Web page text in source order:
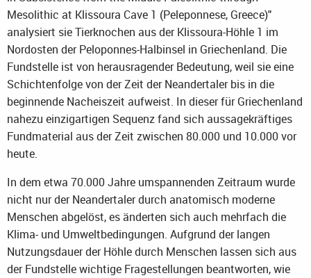
Mesolithic at Klissoura Cave 1 (Peleponnese, Greece)"
analysiert sie Tierknochen aus der Klissoura-Höhle 1 im
Nordosten der Peloponnes-Halbinsel in Griechenland. Die
Fundstelle ist von herausragender Bedeutung, weil sie eine
Schichtenfolge von der Zeit der Neandertaler bis in die
beginnende Nacheiszeit aufweist. In dieser für Griechenland
nahezu einzigartigen Sequenz fand sich aussagekräftiges
Fundmaterial aus der Zeit zwischen 80.000 und 10.000 vor
heute.
In dem etwa 70.000 Jahre umspannenden Zeitraum wurde
nicht nur der Neandertaler durch anatomisch moderne
Menschen abgelöst, es änderten sich auch mehrfach die
Klima- und Umweltbedingungen. Aufgrund der langen
Nutzungsdauer der Höhle durch Menschen lassen sich aus
der Fundstelle wichtige Fragestellungen beantworten, wie